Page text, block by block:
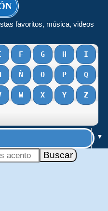
favoritos, música, videos
F G H I
Ñ O P Q
W X Y Z
▼